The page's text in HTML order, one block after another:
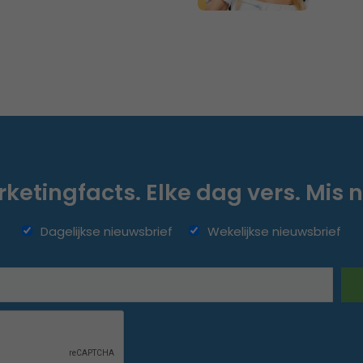
Elke dag vers. Mis
Dagelijkse nieuwsbrief Wekelijkse nieuwsbrief